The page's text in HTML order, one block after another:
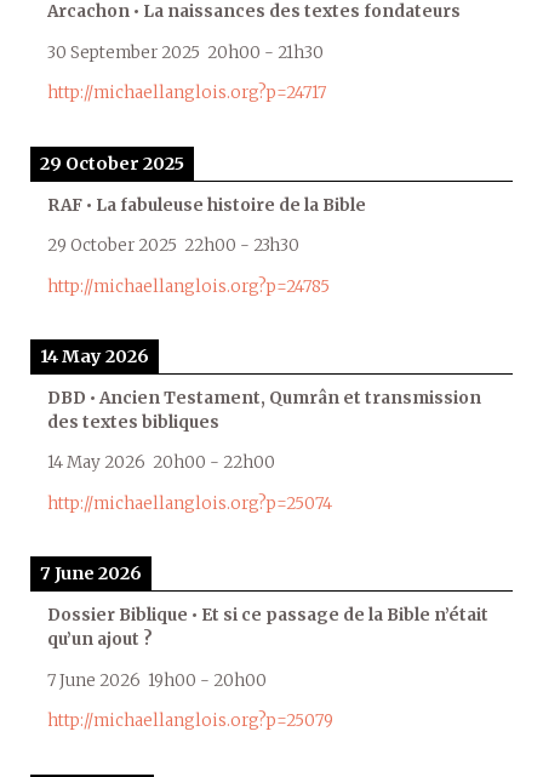
Arcachon • La naissances des textes fondateurs
30 September 2025 20h00 - 21h30
http://michaellanglois.org?p=24717
29 October 2025
RAF • La fabuleuse histoire de la Bible
29 October 2025 22h00 - 23h30
http://michaellanglois.org?p=24785
14 May 2026
DBD • Ancien Testament, Qumrân et transmission
des textes bibliques
14 May 2026 20h00 - 22h00
http://michaellanglois.org?p=25074
7 June 2026
Dossier Biblique • Et si ce passage de la Bible n’était
qu’un ajout ?
7 June 2026 19h00 - 20h00
http://michaellanglois.org?p=25079